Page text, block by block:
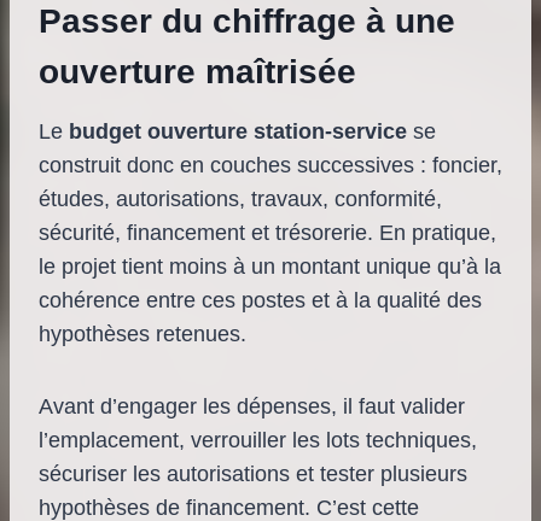
Passer du chiffrage à une
ouverture maîtrisée
Le budget ouverture station-service se
construit donc en couches successives : foncier,
études, autorisations, travaux, conformité,
sécurité, financement et trésorerie. En pratique,
le projet tient moins à un montant unique qu’à la
cohérence entre ces postes et à la qualité des
hypothèses retenues.
Avant d’engager les dépenses, il faut valider
l’emplacement, verrouiller les lots techniques,
sécuriser les autorisations et tester plusieurs
hypothèses de financement. C’est cette